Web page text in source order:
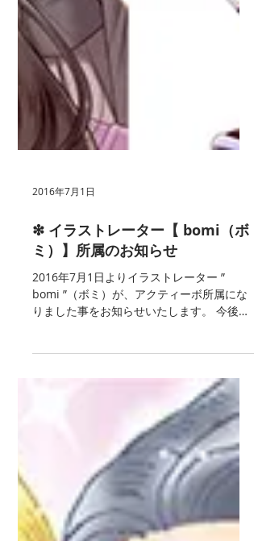
2016年7月1日
❇︎ イラストレーター【 bomi（ボ
2016年7月1日よりイラストレーター ”
bomi ”（ボミ）が、アクティーボ所属にな
りました事をお知らせいたします。 今後は
弊社が窓口になりまして制作活動のマネジ
メント業務を行ってまいります。 作品資料
などご希望の方は、弊社までご連絡いただ
ければ対応させていただきま...